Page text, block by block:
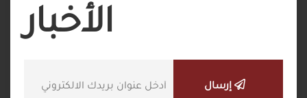
الأخبار
إرسال